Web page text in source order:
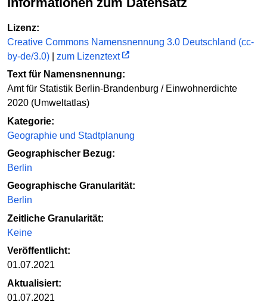
Lizenz:
Creative Commons Namensnennung 3.0 Deutschland (cc-
by-de/3.0)
zum Lizenztext
Text für Namensnennung:
Amt für Statistik Berlin-Brandenburg / Einwohnerdichte
2020 (Umweltatlas)
Kategorie:
Geographie und Stadtplanung
Geographischer Bezug:
Berlin
Geographische Granularität:
Berlin
Zeitliche Granularität:
Keine
Veröffentlicht:
01.07.2021
Aktualisiert:
01.07.2021